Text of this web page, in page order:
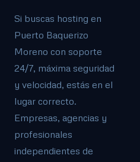
Si buscas hosting en
Puerto Baquerizo
Moreno con soporte
24/7, máxima seguridad
y velocidad, estás en el
lugar correcto.
Empresas, agencias y
profesionales
independientes de